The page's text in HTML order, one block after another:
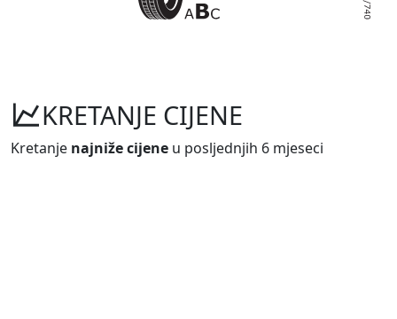
KRETANJE CIJENE
Kretanje najniže cijene u posljednjih 6 mjeseci